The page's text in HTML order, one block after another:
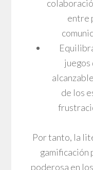
entre
juegos
de los
Por tanto, la
gamificación
poderosa en